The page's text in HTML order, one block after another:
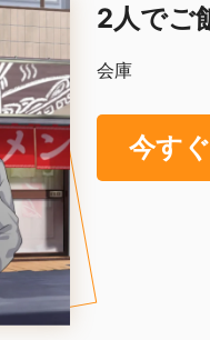
2人でご
会庫
今す